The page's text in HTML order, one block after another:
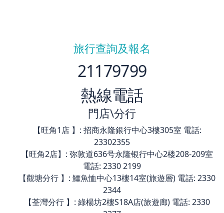
旅行查詢及報名
21179799
熱線電話
門店\分行
【旺角1店 】: 招商永隆銀行中心3樓305室 電話:
23302355
【旺角2店】: 弥敦道636号永隆银行中心2楼208-209室
電話: 2330 2199
【觀塘分行 】: 鱷魚恤中心13樓14室(旅遊層) 電話: 2330
2344
【荃灣分行 】: 綠楊坊2樓S18A店(旅遊廊) 電話: 2330